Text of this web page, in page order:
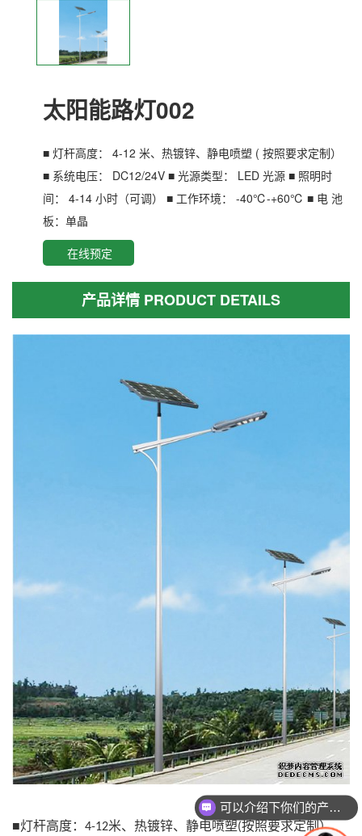
太阳能路灯002
■ 灯杆高度： 4-12 米、热镀锌、静电喷塑 ( 按照要求定制）
■ 系统电压： DC12/24V ■ 光源类型： LED 光源 ■ 照明时
间： 4-14 小时（可调） ■ 工作环境： -40℃-+60℃ ■ 电 池
板：单晶
在线预定
产品详情 PRODUCT DETAILS
■灯杆高度： 4-12米、热镀锌、静电喷塑(按照要求定制）
可以介绍下你们的产品么？